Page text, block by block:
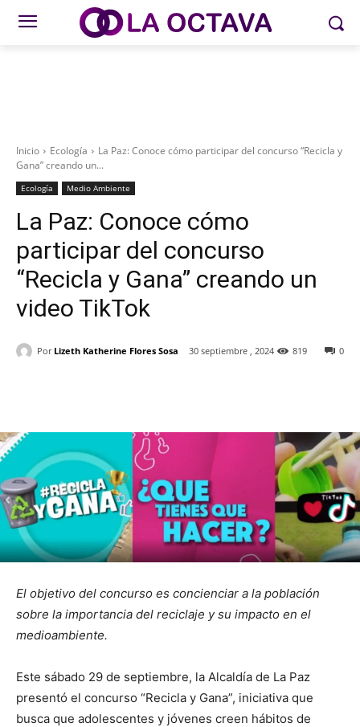
Inicio Ecología
La Paz: Conoce cómo participar del concurso “Recicla y
Gana” creando un...
Ecología Medio Ambiente
La Paz: Conoce cómo
participar del concurso
“Recicla y Gana” creando un
video TikTok
Por Lizeth Katherine Flores Sosa 30 septiembre , 2024 0
819
El objetivo del concurso es concienciar a la población
sobre la importancia del reciclaje y su impacto en el
medioambiente.
Este sábado 29 de septiembre, la Alcaldía de La Paz
presentó el concurso “Recicla y Gana”, iniciativa que
busca que adolescentes y jóvenes creen hábitos de